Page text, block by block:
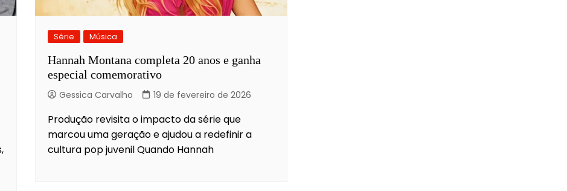
Série Música
Hannah Montana completa 20 anos e ganha
especial comemorativo
Gessica Carvalho 19 de fevereiro de 2026
Produção revisita o impacto da série que
marcou uma geração e ajudou a redefinir a
cultura pop juvenil Quando Hannah